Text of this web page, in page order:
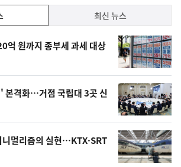
최신 뉴스
억 원까지 종부세 과세 대상
본격화…거점 국립대 3곳 신
멀리즘의 실현…KTX·SRT